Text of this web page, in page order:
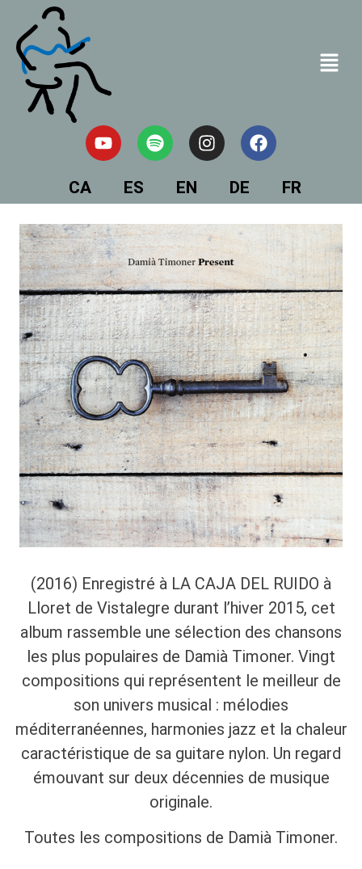
CA ES EN DE FR
(2016) Enregistré à LA CAJA DEL RUIDO à
Lloret de Vistalegre durant l’hiver 2015, cet
album rassemble une sélection des chansons
les plus populaires de Damià Timoner. Vingt
compositions qui représentent le meilleur de
son univers musical : mélodies
méditerranéennes, harmonies jazz et la chaleur
caractéristique de sa guitare nylon. Un regard
émouvant sur deux décennies de musique
originale.
Toutes les compositions de Damià Timoner.